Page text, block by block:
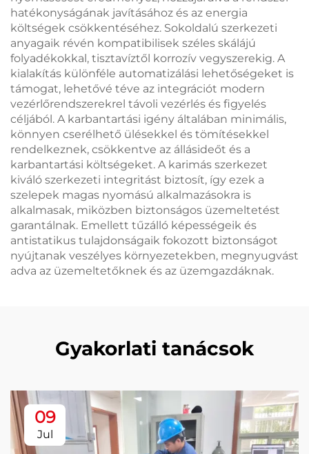
hatékonyságának javításához és az energia
költségek csökkentéséhez. Sokoldalú szerkezeti
anyagaik révén kompatibilisek széles skálájú
folyadékokkal, tisztavíztől korrozív vegyszerekig. A
kialakítás különféle automatizálási lehetőségeket is
támogat, lehetővé téve az integrációt modern
vezérlőrendszerekrel távoli vezérlés és figyelés
céljából. A karbantartási igény általában minimális,
könnyen cserélhető ülésekkel és tömítésekkel
rendelkeznek, csökkentve az állásideőt és a
karbantartási költségeket. A karimás szerkezet
kiváló szerkezeti integritást biztosít, így ezek a
szelepek magas nyomású alkalmazásokra is
alkalmasak, miközben biztonságos üzemeltetést
garantálnak. Emellett tűzálló képességeik és
antistatikus tulajdonságaik fokozott biztonságot
nyújtanak veszélyes környezetekben, megnyugvást
adva az üzemeltetőknek és az üzemgazdáknak.
Gyakorlati tanácsok
09
Jul